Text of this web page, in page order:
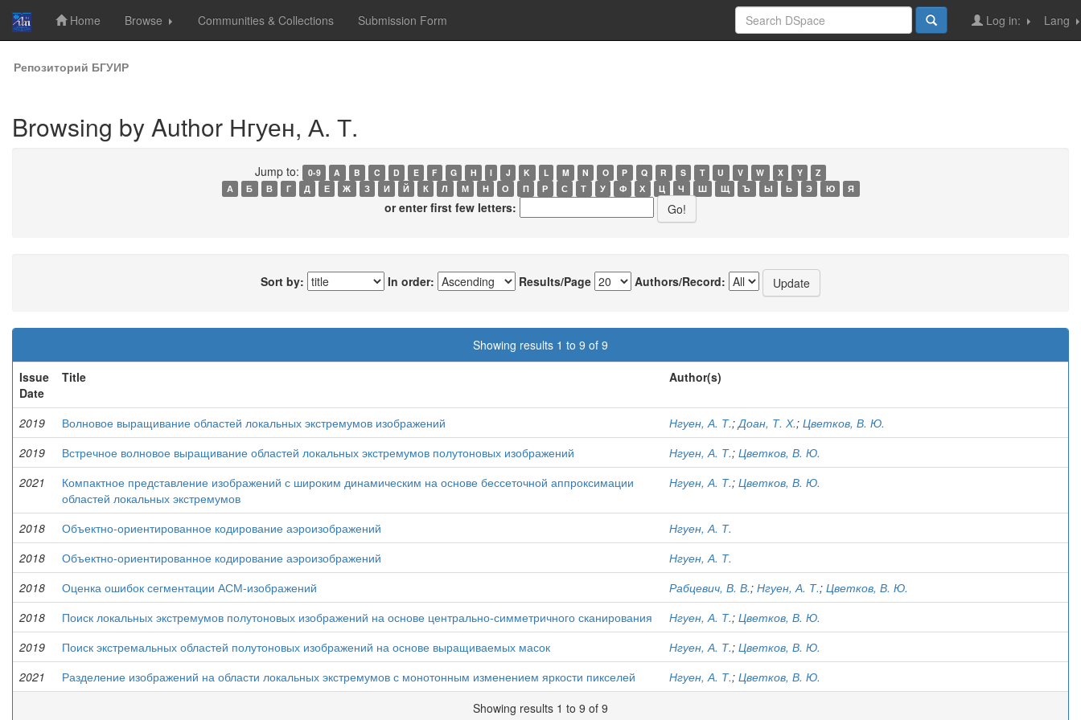
Skip
navigation
Home Browse Communities & Collections Submission Form Lang
Log in:
Репозиторий БГУИР
Browsing by Author Нгуен, А. Т.
Jump to: 0-9 A B C D E F G H I J K L M N O P Q R S T U V W X Y
Z
А
Б В Г Д Е Ж З И Й К Л М Н О П Р С Т У Ф Х Ц Ч Ш Щ Ъ Ы Ь Э Ю Я
or enter first few letters:
Sort by: In order: Results/Page Authors/Record:
Showing results 1 to 9 of 9
Issue
Date
Title Author(s)
2019 Волновое выращивание областей локальных экстремумов изображений Нгуен, А. Т.;Доан, Т. Х.; Цветков, В. Ю.
2019
Встречное волновое выращивание областей локальных экстремумов полутоновых изображений Нгуен, А. Т.; Цветков, В. Ю.
2021
Компактное представление изображений с широким динамическим на основе бессеточной аппроксимации
областей локальных экстремумов
Нгуен, А. Т.; Цветков, В. Ю.
2018 Объектно-ориентированное кодирование аэроизображений
Нгуен, А. Т.
2018
Объектно-ориентированное кодирование аэроизображений
Нгуен, А. Т.
2018
Оценка ошибок сегментации АСМ-изображений Рабцевич, В. В.; Нгуен, А. Т.; Цветков, В. Ю.
2018
Поиск локальных экстремумов полутоновых изображений на основе центрально-симметричного сканирования Нгуен, А. Т.; Цветков, В. Ю.
2019
Поиск экстремальных областей полутоновых изображений на основе выращиваемых масок Нгуен, А. Т.; Цветков, В. Ю.
2021
Разделение изображений на области локальных экстремумов с монотонным изменением яркости пикселей Нгуен, А. Т.; Цветков, В. Ю.
Showing results 1 to 9 of 9